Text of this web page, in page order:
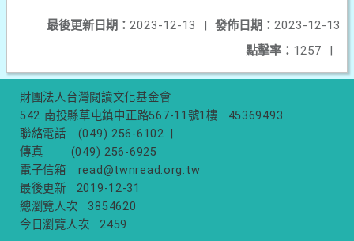
發佈日期： 2023-12-13
最後更新日期： 2023-12-13
|
點擊率： 1257 |
財團法人台灣閱讀文化基金會
542 南投縣草屯鎮中正路567-11號1樓
45369493
聯絡電話
(049) 256-6102
傳真
(049) 256-6925
電子信箱
read@twnread.org.tw
最後更新
2019-12-31
總瀏覽人次
3854620
今日瀏覽人次
2459